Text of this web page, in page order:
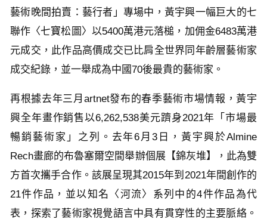
藝術晚間拍賣：藝行者」專場中，黃宇興一幅巨大的七
聯作〈七寶松圖〉以5400萬港元落槌，加佣金6483萬港
元成交，此作品高價成交已比肩全世界同年齡層藝術家
成交紀錄，並一舉成為中國70後最貴的藝術家。
再根據去年三月artnet發布的春季藝術市場情報，黃宇
興全年畫作銷售以6,262,538美元躋身2021年「市場最
暢銷藝術家」之列。去年6月3日，黃宇興於Almine
Rech畫廊的布魯塞爾空間舉辦個展【錦灰堆】，此為雙
方首次攜手合作。該展呈現其2015年到2021年間創作的
21件作品，並以知名〈河流〉系列中的4件作品為代
表，探索了藝術家視覺語言中具有貫穿性的主要脈絡。